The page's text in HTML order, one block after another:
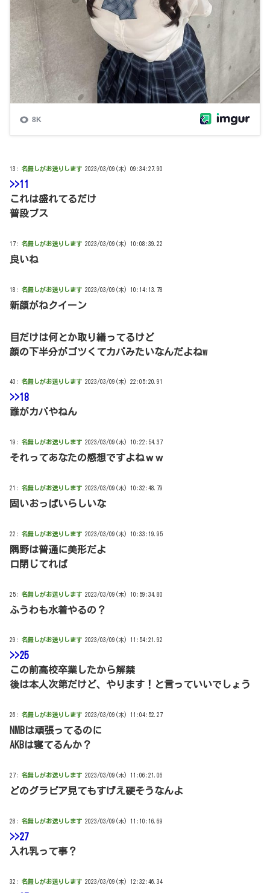
13: 名無しがお送りします 2023/03/09(木) 09:34:27.90
>>11
これは盛れてるだけ
普段ブス
17: 名無しがお送りします 2023/03/09(木) 10:08:39.22
良いね
18: 名無しがお送りします 2023/03/09(木) 10:14:13.78
新顔がねクイーン
目だけは何とか取り繕ってるけど
顔の下半分がゴツくてカバみたいなんだよねw
40: 名無しがお送りします 2023/03/09(木) 22:05:20.91
>>18
誰がカバやねん
19: 名無しがお送りします 2023/03/09(木) 10:22:54.37
それってあなたの感想ですよねｗｗ
21: 名無しがお送りします 2023/03/09(木) 10:32:48.79
固いおっぱいらしいな
22: 名無しがお送りします 2023/03/09(木) 10:33:19.95
隅野は普通に美形だよ
口閉じてれば
25: 名無しがお送りします 2023/03/09(木) 10:59:34.80
ふうわも水着やるの？
29: 名無しがお送りします 2023/03/09(木) 11:54:21.92
>>25
この前高校卒業したから解禁
後は本人次第だけど、やります！と言っていいでしょう
26: 名無しがお送りします 2023/03/09(木) 11:04:52.27
NMBは頑張ってるのに
AKBは寝てるんか？
27: 名無しがお送りします 2023/03/09(木) 11:06:21.06
どのグラビア見てもすげえ硬そうなんよ
28: 名無しがお送りします 2023/03/09(木) 11:10:16.69
>>27
入れ乳って事？
32: 名無しがお送りします 2023/03/09(木) 12:32:46.34